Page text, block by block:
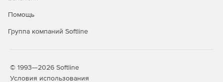
Помощь
Группа компаний Softline
© 1993—2026 Softline
Условия использования